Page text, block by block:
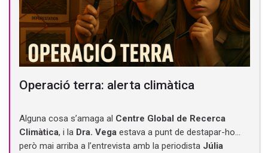
Operació terra: alerta climàtica
Alguna cosa s’amaga al Centre Global de Recerca
Climàtica, i la Dra. Vega estava a punt de destapar-ho…
però mai arriba a l’entrevista amb la periodista Júlia